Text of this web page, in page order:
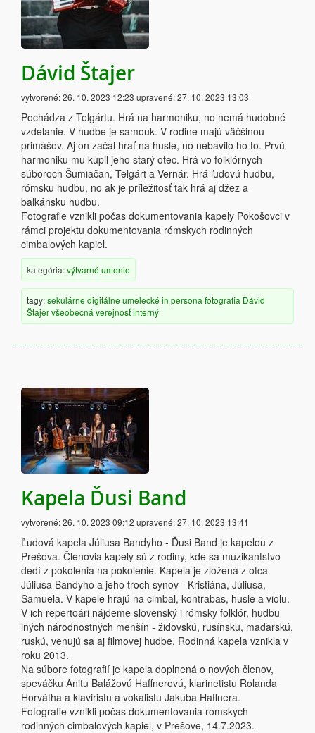
Dávid Štajer
vytvorené:26. 10. 2023 12:23 upravené:27. 10. 2023 13:03
Pochádza z Telgártu. Hrá na harmoniku, no nemá hudobné
vzdelanie. V hudbe je samouk. V rodine majú väčšinou
primášov. Aj on začal hrať na husle, no nebavilo ho to. Prvú
harmoniku mu kúpil jeho starý otec. Hrá vo folklórnych
súboroch Šumiačan, Telgárt a Vernár. Hrá ľudovú hudbu,
rómsku hudbu, no ak je príležitosť tak hrá aj džez a
balkánsku hudbu.
Fotografie vznikli počas dokumentovania kapely Pokošovci v
rámci projektu dokumentovania rómskych rodinných
cimbalových kapiel.
kategória:výtvarné umenie
tagy:sekulárne digitálne umelecké in persona fotografia Dávid
Štajervšeobecná verejnosťinterný
Kapela Ďusi Band
vytvorené:26. 10. 2023 09:12 upravené:27. 10. 2023 13:41
Ľudová kapela Júliusa Bandyho - Ďusi Band je kapelou z
Prešova. Členovia kapely sú z rodiny, kde sa muzikantstvo
dedí z pokolenia na pokolenie. Kapela je zložená z otca
Júliusa Bandyho a jeho troch synov - Kristiána, Júliusa,
Samuela. V kapele hrajú na cimbal, kontrabas, husle a violu.
V ich repertoári nájdeme slovenský i rómsky folklór, hudbu
iných národnostných menšín - židovskú, rusínsku, maďarskú,
ruskú, venujú sa aj filmovej hudbe. Rodinná kapela vznikla v
roku 2013.
Na súbore fotografií je kapela doplnená o nových členov,
speváčku Anitu Balážovú Haffnerovú, klarinetistu Rolanda
Horvátha a klaviristu a vokalistu Jakuba Haffnera.
Fotografie vznikli počas dokumentovania rómskych
rodinných cimbalových kapiel, v Prešove, 14.7.2023.